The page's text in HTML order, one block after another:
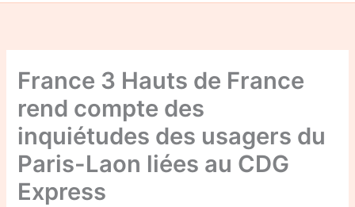
France 3 Hauts de France
rend compte des
inquiétudes des usagers du
Paris-Laon liées au CDG
Express